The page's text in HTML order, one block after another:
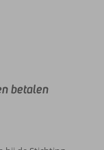
betalen